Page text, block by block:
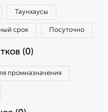
Таунхаусы
срок Посуточно
(0)
промназначения